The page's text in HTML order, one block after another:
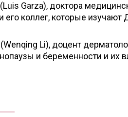
Garza), доктора
коллег, которые изучают
Li), доцент
и беременности и их